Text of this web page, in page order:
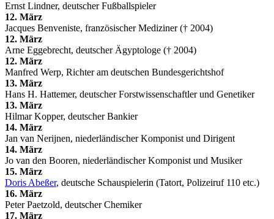
Ernst Lindner, deutscher Fußballspieler
12. März
Jacques Benveniste, französischer Mediziner († 2004)
12. März
Arne Eggebrecht, deutscher Ägyptologe († 2004)
12. März
Manfred Werp, Richter am deutschen Bundesgerichtshof
13. März
Hans H. Hattemer, deutscher Forstwissenschaftler und Genetiker
13. März
Hilmar Kopper, deutscher Bankier
14. März
Jan van Nerijnen, niederländischer Komponist und Dirigent
14. März
Jo van den Booren, niederländischer Komponist und Musiker
15. März
Doris Abeßer, deutsche Schauspielerin (Tatort, Polizeiruf 110 etc.)
16. März
Peter Paetzold, deutscher Chemiker
17. März